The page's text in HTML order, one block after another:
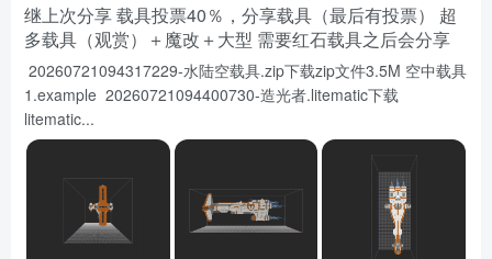
继上次分享 载具投票40％，分享载具（最后有投票） 超
多载具（观赏）＋魔改＋大型 需要红石载具之后会分享
20260721094317229-水陆空载具.zip下载zip文件3.5M 空中载具
1.example 20260721094400730-造光者.litematic下载
litematic...